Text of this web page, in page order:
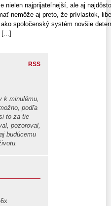
nielen najprijateľnejší, ale aj
nemôže aj preto, že prívlastok,
spoločenský systém novšie
[...]
RSS
k minulému,
podľa
to za tie
pozoroval,
budúcemu